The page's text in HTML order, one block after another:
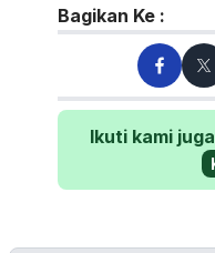
Bagikan Ke :
Ikuti kami